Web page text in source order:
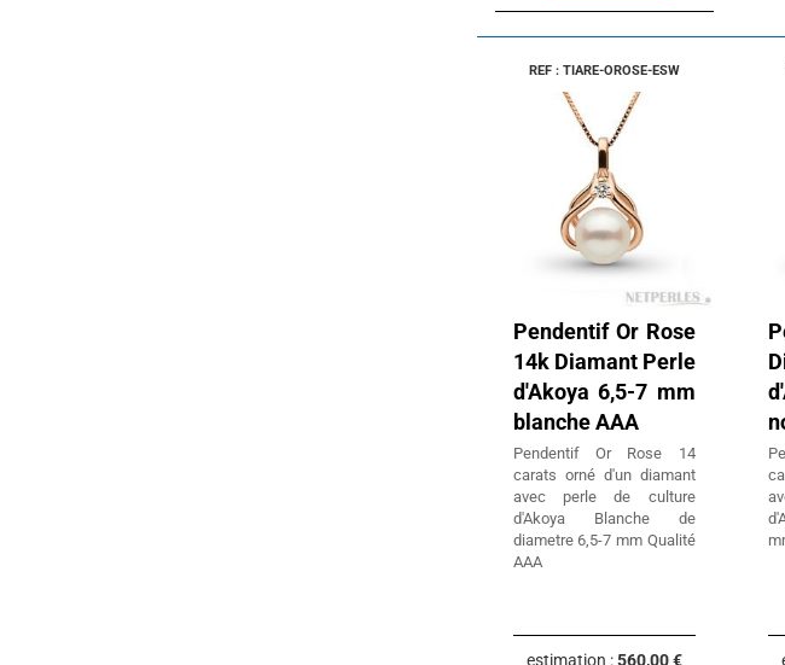
REF : TIARE-OROSE-ESW
Pendentif Or Rose
14k Diamant Perle
d'Akoya 6,5-7 mm
blanche AAA
Pendentif Or Rose 14
carats orné d'un diamant
avec perle de culture
d'Akoya Blanche de
diametre 6,5-7 mm Qualité
AAA
estimation :560,00 €